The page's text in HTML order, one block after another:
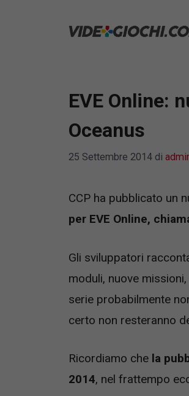
EVE Online:
Oceanus
25 Settembre 2014 di
CCP ha pubblicato un
per EVE Online,
Gli sviluppatori
moduli, nuove
serie probabilmente
certo non resteranno
Ricordiamo che la
2014, nel frattempo